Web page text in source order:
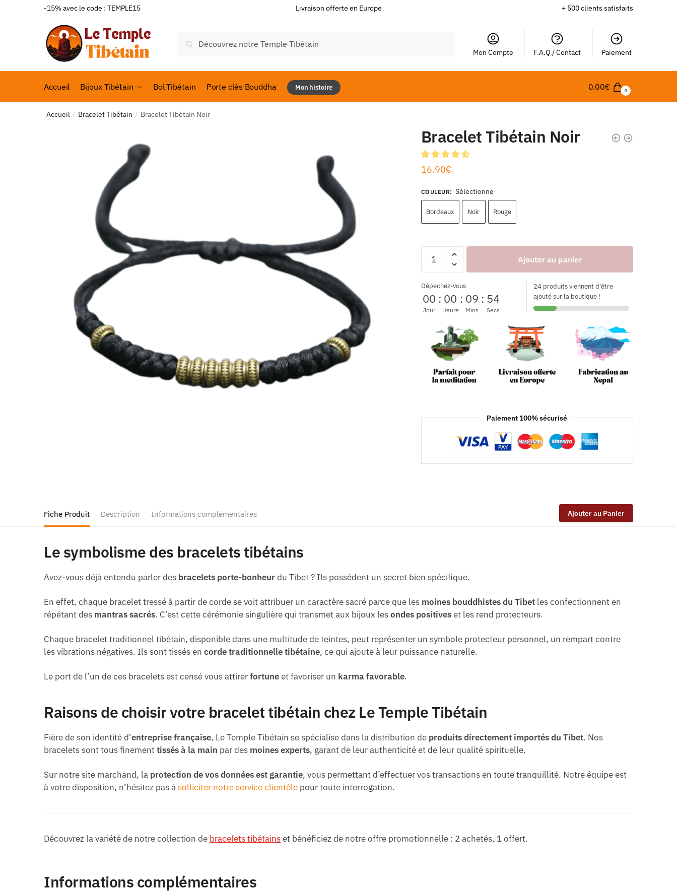
-15% avec le code : TEMPLE15 Livraison offerte en Europe + 500 clients satisfaits
Recherche
Mon Compte F.A.Q / Contact Paiement
Accueil Bijoux Tibétain Bol Tibétain Porte clés Bouddha Mon histoire 0.00€ 0
Accueil / Bracelet Tibétain / Bracelet Tibétain Noir
Bracelet Tibétain Noir
16.90€
COULEUR: Sélectionne
Bordeaux Noir Rouge
Ajouter au panier
Dépechez-vous
00
Jour
: 00
Heure
: 09
Mins
: 53
Secs
24 produits viennent d'être
ajouté sur la boutique !
Paiement 100% sécurisé
Fiche Produit Description Informations complémentaires Ajouter au Panier
Le symbolisme des bracelets tibétains
Avez-vous déjà entendu parler des bracelets porte-bonheurdu Tibet ? Ils possèdent un secret bien spécifique.
En effet, chaque bracelet tressé à partir de corde se voit attribuer un caractère sacré parce que les moines bouddhistes du Tibet les confectionnent en
répétant des mantras sacrés. C’est cette cérémonie singulière qui transmet aux bijoux lesondes positiveset les rend protecteurs.
Chaque bracelet traditionnel tibétain, disponible dans une multitude de teintes, peut représenter un symbole protecteur personnel, un rempart contre
les vibrations négatives. Ils sont tissés encorde traditionnelle tibétaine, ce qui ajoute à leur puissance naturelle.
Le port de l’un de ces bracelets est censé vous attirerfortuneet favoriser un karma favorable.
Raisons de choisir votre bracelet tibétain chez Le Temple Tibétain
Fière de son identité d’entreprise française, Le Temple Tibétain se spécialise dans la distribution de produits directement importés du Tibet. Nos
bracelets sont tous finementtissés à la main par des moines experts, garant de leur authenticité et de leur qualité spirituelle.
Sur notre site marchand, la protection de vos données est garantie, vous permettant d’effectuer vos transactions en toute tranquillité. Notre équipe est
à votre disposition, n’hésitez pas àsolliciter notre service clientèle pour toute interrogation.
Découvrez la variété de notre collection de bracelets tibétainset bénéficiez de notre offre promotionnelle : 2 achetés, 1 offert.
Informations complémentaires